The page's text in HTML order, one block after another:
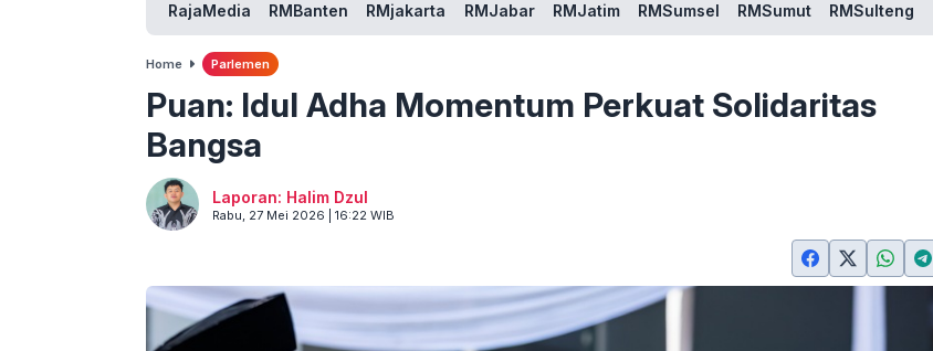
RajaMedia RMBanten RMjakarta RMJabar RMJatim RMSumsel RMSumut RMSulteng
Home Parlemen
Puan: Idul Adha Momentum Perkuat Solidaritas
Bangsa
Laporan: Halim Dzul
Rabu, 27 Mei 2026 | 16:22 WIB